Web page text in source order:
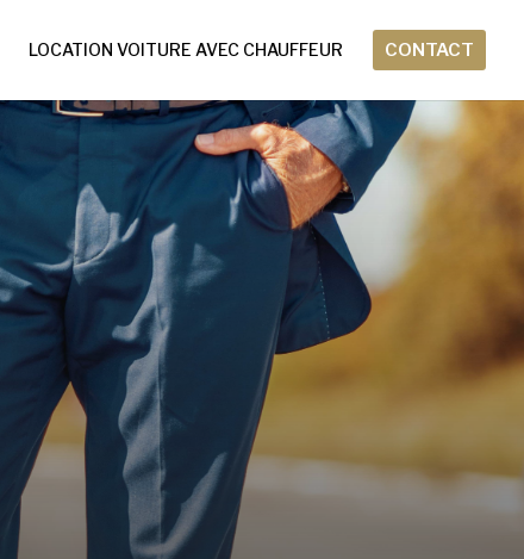
LOCATION VOITURE AVEC CHAUFFEUR CONTACT